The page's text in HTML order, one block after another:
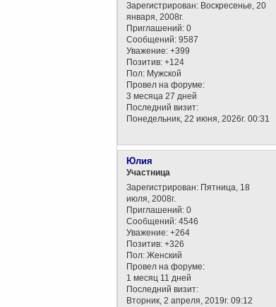
Зарегистрирован: Воскресенье, 20
января, 2008г.
Приглашений: 0
Сообщений: 9587
Уважение: +399
Позитив: +124
Пол: Мужской
Провел на форуме:
3 месяца 27 дней
Последний визит:
Понедельник, 22 июня, 2026г. 00:31
Юлия
Участница
Зарегистрирован: Пятница, 18
июля, 2008г.
Приглашений: 0
Сообщений: 4546
Уважение: +264
Позитив: +326
Пол: Женский
Провел на форуме:
1 месяц 11 дней
Последний визит:
Вторник, 2 апреля, 2019г. 09:12